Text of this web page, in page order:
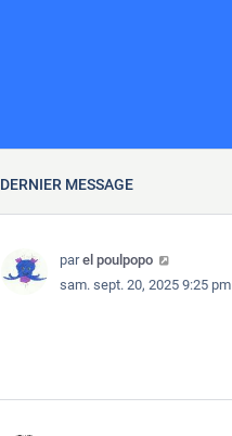
DERNIER MESSAGE
parel poulpopo
sam. sept. 20, 2025 9:25 pm